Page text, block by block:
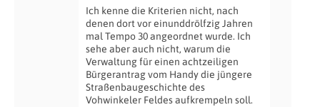
Ich kenne die Kriterien nicht, nach
denen dort vor einunddrölfzig Jahren
mal Tempo 30 angeordnet wurde. Ich
sehe aber auch nicht, warum die
Verwaltung für einen achtzeiligen
Bürgerantrag vom Handy die jüngere
Straßenbaugeschichte des
Vohwinkeler Feldes aufkrempeln soll.